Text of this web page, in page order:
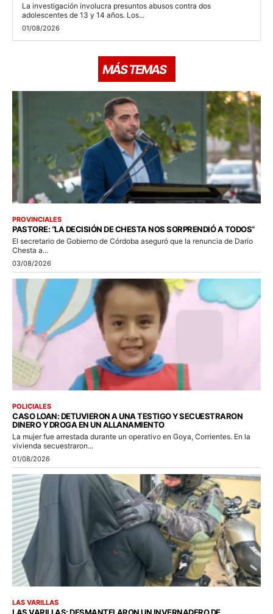
La investigación involucra presuntos abusos contra dos
adolescentes de 13 y 14 años. Los...
01/08/2026
MÁS TEMAS
PROVINCIALES
PASTORE: “LA DECISIÓN DE CHESTA NOS SORPRENDIÓ A TODOS”
El secretario de Gobierno de Córdoba aseguró que la renuncia de Darío
Chesta a...
03/08/2026
POLICIALES
CASO LOAN: DETUVIERON A UNA TESTIGO Y SECUESTRARON
DINERO Y DROGA EN UN ALLANAMIENTO
La mujer fue arrestada durante un operativo en Goya, Corrientes. En la
vivienda secuestraron...
01/08/2026
LAS VARILLAS
LAS VARILLAS: DESMANTELARON UN INVERNADERO DE